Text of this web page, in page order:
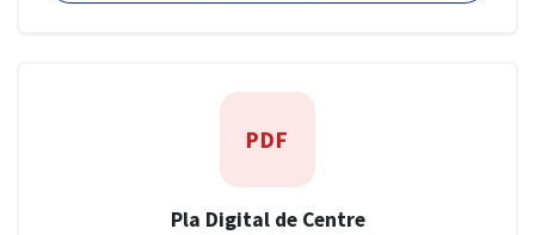
PDF
Pla Digital de Centre